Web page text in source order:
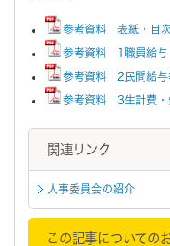
参考資料 表紙・目
参考資料 1職員給与
参考資料 2民間給与
参考資料 3生計費・
関連リンク
人事委員会の紹介
この記事についての